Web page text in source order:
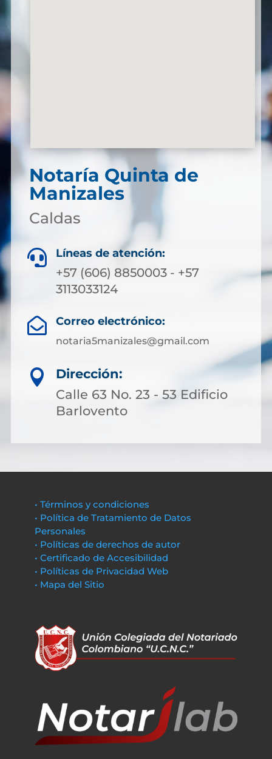
Notaría Quinta de
Manizales
Caldas
 Líneas de atención:
+57 (606) 8850003 - +57
3113033124
 Correo electrónico:
notaria5manizales@gmail.com

Dirección:
Calle 63 No. 23 - 53 Edificio
Barlovento
• Términos y condiciones
• Política de Tratamiento de Datos
Personales
• Políticas de derechos de autor
• Certificado de Accesibilidad
• Políticas de Privacidad Web
• Mapa del Sitio